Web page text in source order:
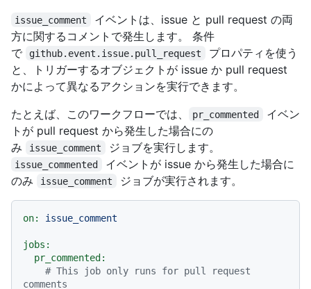
issue_comment
イベントは、issue と pull request の両
方に関するコメントで発生します。 条件
で
github.event.issue.pull_request
プロパティを使う
と、トリガーするオブジェクトが issue か pull request
かによって異なるアクションを実行できます。
たとえば、このワークフローでは、
pr_commented
イベン
トが pull request から発生した場合にの
み
issue_comment ジョブを実行します。
issue_commented
イベントが issue から発生した場合に
のみ
issue_comment ジョブが実行されます。
on: issue_comment
jobs:
pr_commented:
# This job only runs for pull request
comments